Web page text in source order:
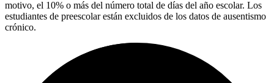
motivo, el 10% o más del número total de días del año escolar. Los
estudiantes de preescolar están excluidos de los datos de ausentismo
crónico.